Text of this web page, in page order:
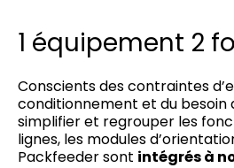
1 équipement 2
Conscients des contraintes
conditionnement et du besoin
simplifier et regrouper les
lignes, les modules
Packfeeder sont intégrés à